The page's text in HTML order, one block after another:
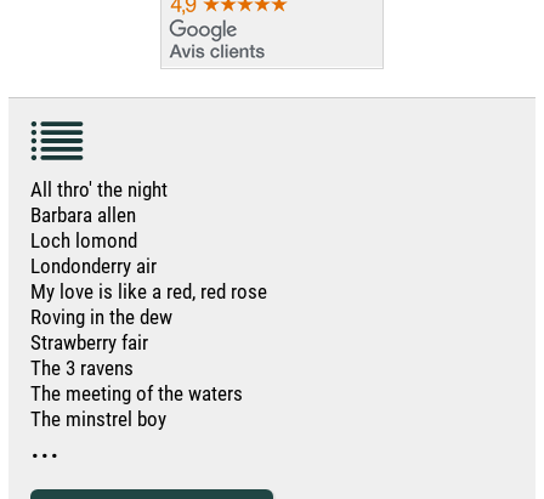
All thro' the night
Barbara allen
Loch lomond
Londonderry air
My love is like a red, red rose
Roving in the dew
Strawberry fair
The 3 ravens
The meeting of the waters
The minstrel boy
...